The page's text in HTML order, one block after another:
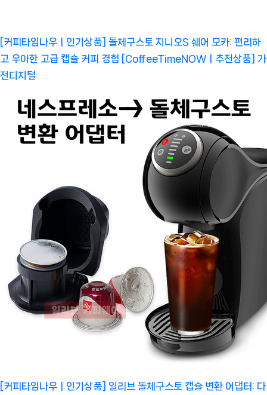
[커피타임나우ㅣ인기상품] 돌체구스토 지니오S 쉐어 모카: 편리하
고 우아한 고급 캡슐 커피 경험 [CoffeeTimeNOWㅣ추천상품] 가
전디지털
[커피타임나우ㅣ인기상품] 일리브 돌체구스토 캡슐 변환 어댑터: 다